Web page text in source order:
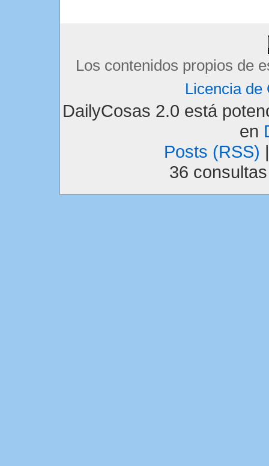
Los contenidos propios de
Licencia de
DailyCosas 2.0 está
en
Posts (RSS)
36